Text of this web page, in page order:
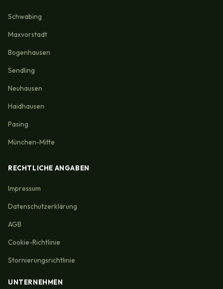
Schwabing
Maxvorstadt
Bogenhausen
Sendling
Neuhausen
Haidhausen
Pasing
München-Mitte
RECHTLICHE ANGABEN
Impressum
Datenschutzerklärung
AGB
Cookie-Richtlinie
Stornierungsrichtlinie
UNTERNEHMEN